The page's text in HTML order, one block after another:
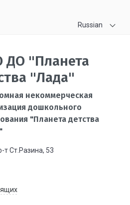
Russian
ДО "Планета
"Лада"
некоммерческая
дошкольного
"Планета детства
т Ст.Разина, 53